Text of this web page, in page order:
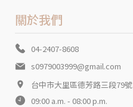
關於我們
04-2407-8608
s0979003999@gmail.com
台中市大里區德芳路三段79號
09:00 a.m. - 08:00 p.m.